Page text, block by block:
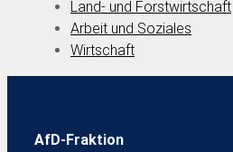
Land- und Forstwirtschaft
Arbeit und Soziales
Wirtschaft
AfD-Fraktion